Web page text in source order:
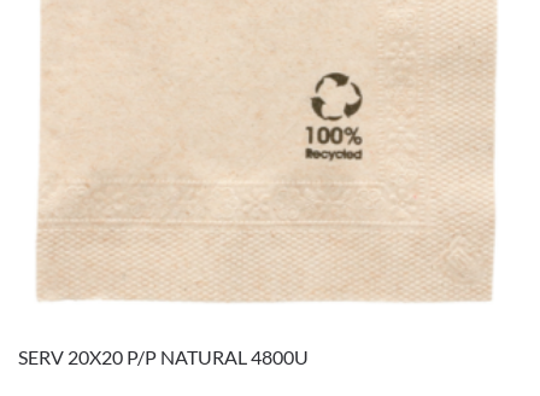
SERV 20X20 P/P NATURAL 4800U